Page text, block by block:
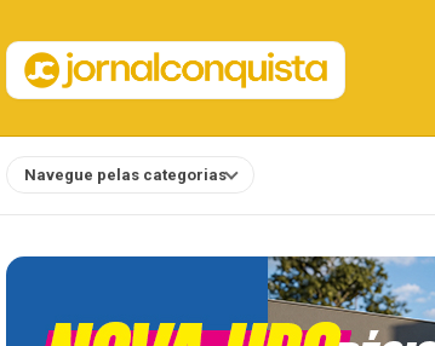
Navegue pelas categorias